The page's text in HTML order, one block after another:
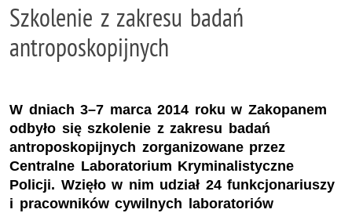
Szkolenie z zakresu badań
antroposkopijnych
W dniach 3–7 marca 2014 roku w Zakopanem
odbyło się szkolenie z zakresu badań
antroposkopijnych zorganizowane przez
Centralne Laboratorium Kryminalistyczne
Policji. Wzięło w nim udział 24 funkcjonariuszy
i pracowników cywilnych laboratoriów